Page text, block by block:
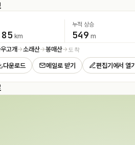
km
누적 상승
549 m
고개 →소래산→봉매산→ 도착
다운로드 메일로 받기 편집기에서 열기